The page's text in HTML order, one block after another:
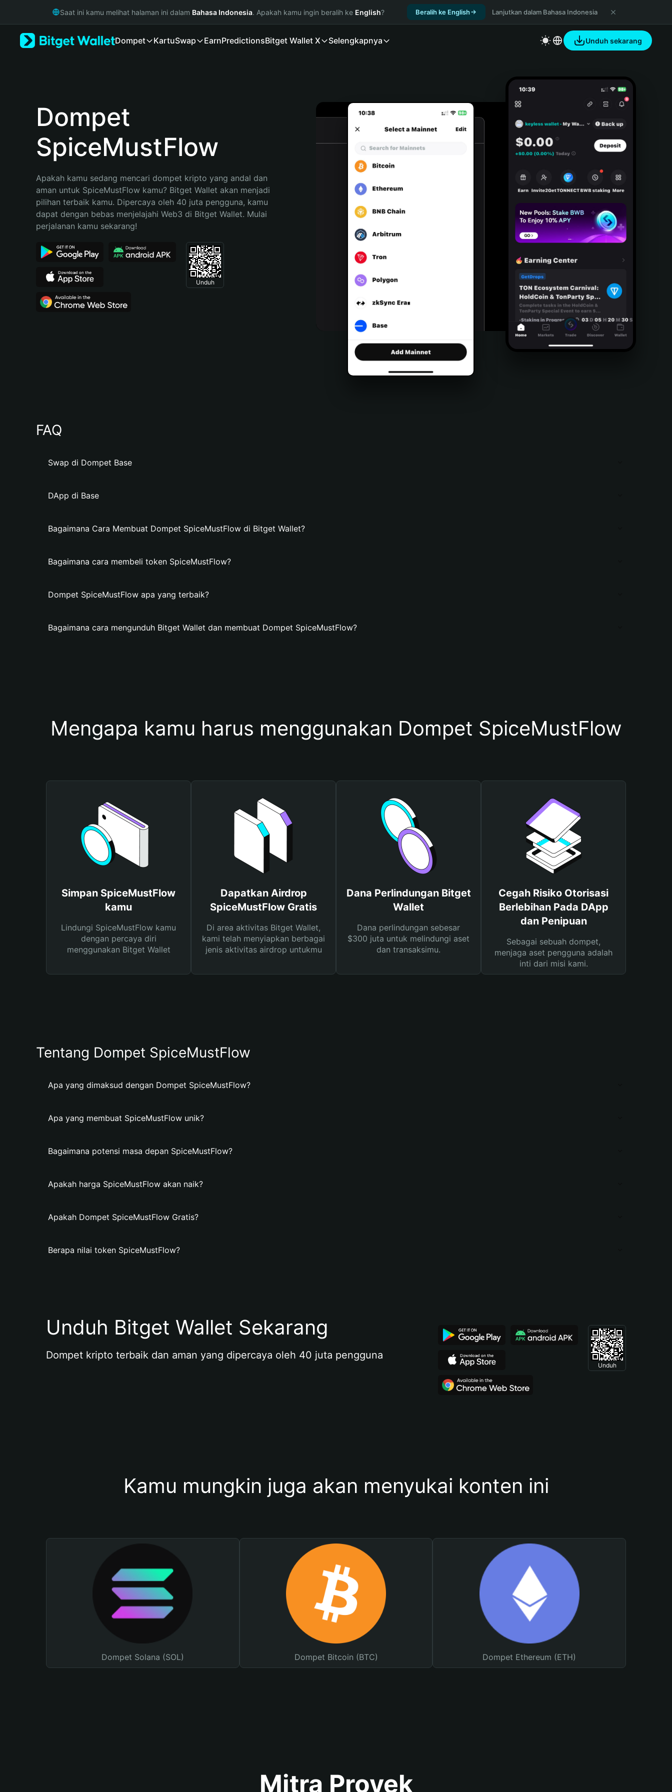
Русский
Português (Portugal)
Bahasa Indonesia
Português (Brasil)
Español (Argentina)
Saat ini kamu melihat halaman ini dalam Bahasa Indonesia. Apakah kamu ingin beralih ke English? Beralih ke English Lanjutkan dalam Bahasa Indonesia
Dompet KartuSwap EarnPredictionsBitget Wallet X Selengkapnya Unduh sekarang
Dompet
SpiceMustFlow
Apakah kamu sedang mencari dompet kripto yang andal dan
aman untuk SpiceMustFlow kamu? Bitget Wallet akan menjadi
pilihan terbaik kamu. Dipercaya oleh 40 juta pengguna, kamu
dapat dengan bebas menjelajahi Web3 di Bitget Wallet. Mulai
perjalanan kamu sekarang!
Unduh
FAQ
Swap di Dompet Base
DApp di Base
Bagaimana Cara Membuat Dompet SpiceMustFlow di Bitget Wallet?
Bagaimana cara membeli token SpiceMustFlow?
Dompet SpiceMustFlow apa yang terbaik?
Bagaimana cara mengunduh Bitget Wallet dan membuat Dompet SpiceMustFlow?
Mengapa kamu harus menggunakan Dompet SpiceMustFlow
Simpan SpiceMustFlow
kamu
Lindungi SpiceMustFlow kamu
dengan percaya diri
menggunakan Bitget Wallet
Dapatkan Airdrop
SpiceMustFlow Gratis
Di area aktivitas Bitget Wallet,
kami telah menyiapkan berbagai
jenis aktivitas airdrop untukmu
Dana Perlindungan Bitget
Wallet
Dana perlindungan sebesar
$300 juta untuk melindungi aset
dan transaksimu.
Cegah Risiko Otorisasi
Berlebihan Pada DApp
dan Penipuan
Sebagai sebuah dompet,
menjaga aset pengguna adalah
inti dari misi kami.
Tentang Dompet SpiceMustFlow
Apa yang dimaksud dengan Dompet SpiceMustFlow?
Apa yang membuat SpiceMustFlow unik?
Bagaimana potensi masa depan SpiceMustFlow?
Apakah harga SpiceMustFlow akan naik?
Apakah Dompet SpiceMustFlow Gratis?
Berapa nilai token SpiceMustFlow?
Unduh Bitget Wallet Sekarang
Dompet kripto terbaik dan aman yang dipercaya oleh 40 juta pengguna
Unduh
Kamu mungkin juga akan menyukai konten ini
Dompet Solana (SOL) Dompet Bitcoin (BTC) Dompet Ethereum (ETH)
Mitra Proyek